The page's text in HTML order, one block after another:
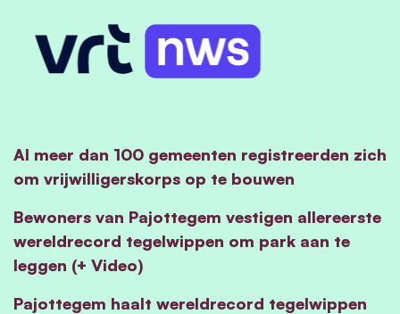
Al meer dan 100 gemeenten registreerden zich
om vrijwilligerskorps op te bouwen
Bewoners van Pajottegem vestigen allereerste
wereldrecord tegelwippen om park aan te
leggen (+ Video)
Pajottegem haalt wereldrecord tegelwippen